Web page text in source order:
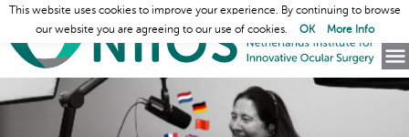
This website uses cookies to improve your experience. By continuing to browse
our website you are agreeing to our use of cookies.
OK More Info